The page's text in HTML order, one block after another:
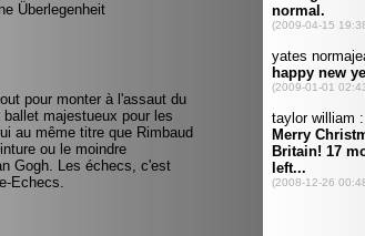
Überlegenheit
pour monter à l'assaut du
majestueux pour les
au même titre que Rimbaud
ou le moindre
Gogh. Les échecs, c'est
Echecs.